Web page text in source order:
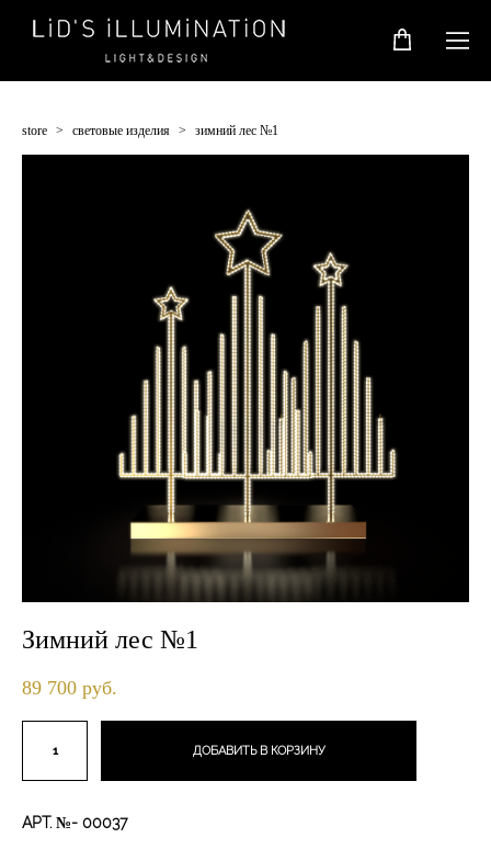
store > световые изделия > зимний лес №1
Зимний лес №1
89 700 pуб.
ДОБАВИТЬ В КОРЗИНУ
АРТ. №- 00037